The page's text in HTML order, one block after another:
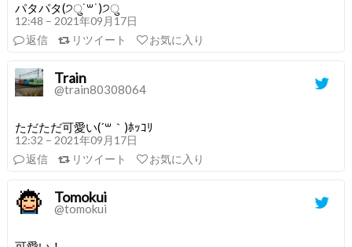
パタパタ(੭ु˙꒳​˙)੭ु
12:48 – 2021年09月17日
返信
リツイート お気に入り
Train
@train80308064
ただただ可愛い(´꒳｀)ﾎｯｺﾘ
12:32 – 2021年09月17日
返信
リツイート お気に入り
Tomokui
@tomokui